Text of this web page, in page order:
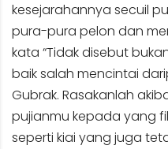
kesejarahannya secuil
pura-pura pelon dan
kata “Tidak disebut
baik salah mencintai
Gubrak. Rasakanlah
pujianmu kepada yang
seperti kiai yang juga